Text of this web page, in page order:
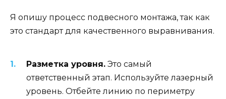
Я опишу процесс подвесного монтажа, так как
это стандарт для качественного выравнивания.
Разметка уровня. Это самый
ответственный этап. Используйте лазерный
уровень. Отбейте линию по периметру